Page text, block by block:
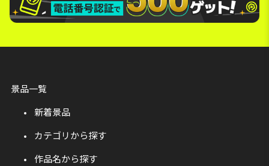
景品一覧
新着景品
カテゴリから探す
作品名から探す